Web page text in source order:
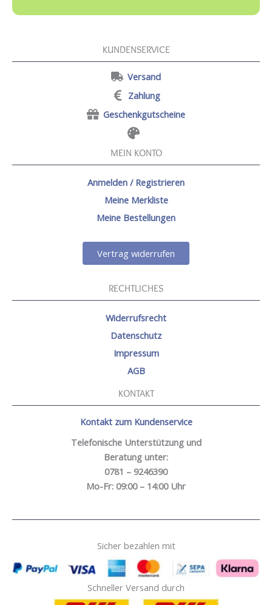
KUNDENSERVICE
Versand
Zahlung
Geschenkgutscheine
MEIN KONTO
Anmelden / Registrieren
Meine Merkliste
Meine Bestellungen
Vertrag widerrufen
RECHTLICHES
Widerrufsrecht
Datenschutz
Impressum
AGB
KONTAKT
Kontakt zum Kundenservice
Telefonische Unterstützung und
Beratung unter:
0781 – 9246390
Mo-Fr: 09:00 – 14:00 Uhr
Sicher bezahlen mit
Schneller Versand durch